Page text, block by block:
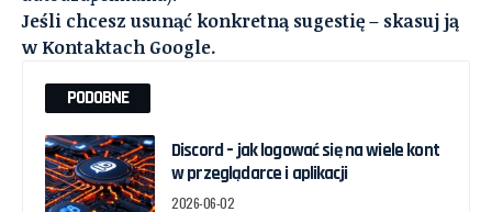
Jeśli chcesz usunąć konkretną sugestię – skasuj ją
w Kontaktach Google.
PODOBNE
Discord – jak logować się na wiele kont
w przeglądarce i aplikacji
2026-06-02